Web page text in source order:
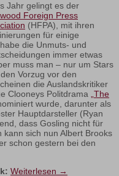
Jahr gelingt es der
Foreign Press
(HFPA), mit ihren
für einige
die Unmuts- und
immer etwas
muss man – nur um Stars
Vorzug vor den
die Auslandskritiker
Clooneys Politdrama „The
wurde, darunter als
Hauptdarsteller (Ryan
dass Gosling nicht für
kann sich nun Albert Brooks
schon gestern bei den
Weiterlesen →